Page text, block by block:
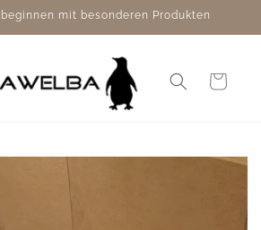
mit besonderen Produkten
Warenkorb